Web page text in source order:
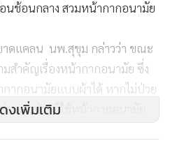
นช้อนกลาง สวมหน้ากากอนามัย
ดแคลน นพ.สุขุม กล่าวว่า ขณะ
สำคัญเรื่องหน้ากากอนามัย ซึ่ง
กากอนามัยแบบผ้าได้ หากไม่ป่วย
ส่วนคนป่วยก็ใช้หน้ากากอนามัย
งเพิ่มเติม